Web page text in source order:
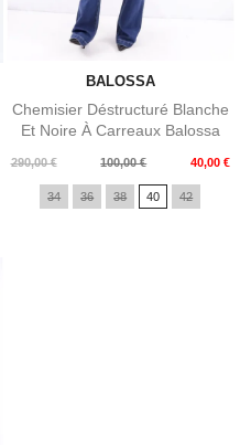
BALOSSA
Chemisier Déstructuré Blanche
Et Noire À Carreaux Balossa
290,00 €
Prix
100,00 € 40,00 €
Prix
34 36 38 40 42